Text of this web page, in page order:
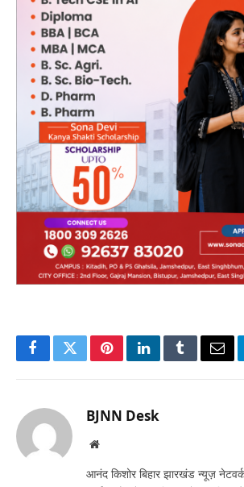
FacebookTwitterPinterestLinkedInTumblr
BJNN Desk
Website
आनंद किशोर बिहार झारखंड न्यूज़